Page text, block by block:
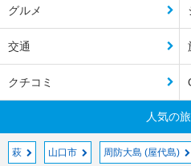
グルメ
交通
クチコミ
人気の
萩 山口市 周防大島 (屋代島)